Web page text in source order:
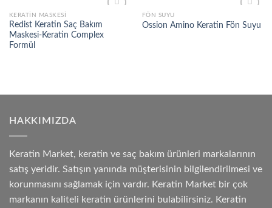
wishlist
KERATIN MASKESI
Redist Keratin Saç Bakım
Maskesi-Keratin Complex
Formül
Add to
wishlist
FÖN SUYU
Ossion Amino Keratin Fön Suyu
HAKKIMIZDA
Keratin Market, keratin ve saç bakım ürünleri markalarının
satış yeridir. Satışın yanında müşterisinin bilgilendirilmesi ve
korunmasını sağlamak için vardır. Keratin Market bir çok
markanın kaliteli keratin ürünlerini bulabilirsiniz. Keratin